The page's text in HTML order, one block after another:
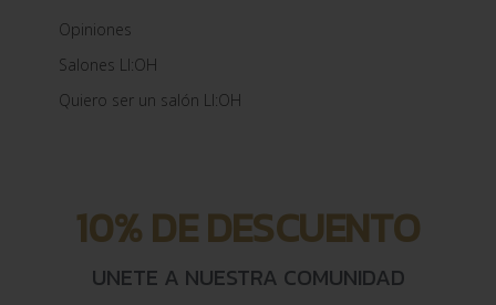
Opiniones
Salones LI:OH
Quiero ser un salón LI:OH
10% DE DESCUENTO
UNETE A NUESTRA COMUNIDAD